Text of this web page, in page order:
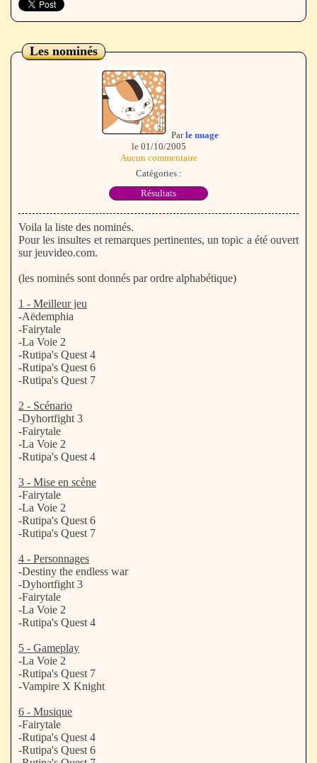
Les nominés
Parle nuage
le 01/10/2005
Aucun commentaire
Catégories :
Résultats
Voila la liste des nominés.
Pour les insultes et remarques pertinentes, un topic a été ouvert
sur jeuvideo.com.
(les nominés sont donnés par ordre alphabétique)
1 - Meilleur jeu
-Aëdemphia
-Fairytale
-La Voie 2
-Rutipa's Quest 4
-Rutipa's Quest 6
-Rutipa's Quest 7
2 - Scénario
-Dyhortfight 3
-Fairytale
-La Voie 2
-Rutipa's Quest 4
3 - Mise en scène
-Fairytale
-La Voie 2
-Rutipa's Quest 6
-Rutipa's Quest 7
4 - Personnages
-Destiny the endless war
-Dyhortfight 3
-Fairytale
-La Voie 2
-Rutipa's Quest 4
5 - Gameplay
-La Voie 2
-Rutipa's Quest 7
-Vampire X Knight
6 - Musique
-Fairytale
-Rutipa's Quest 4
-Rutipa's Quest 6